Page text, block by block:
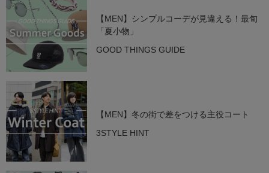
【MEN】シンプルコーデが見違える！最旬
「夏小物」
GOOD THINGS GUIDE
【MEN】冬の街で差をつける主役コート
3STYLE HINT